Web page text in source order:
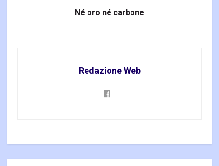
Né oro né carbone
Redazione Web